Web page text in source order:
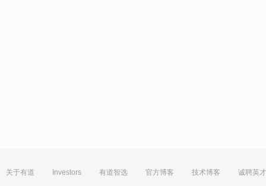
关于有道 Investors 有道智选 官方博客 技术博客 诚聘英才